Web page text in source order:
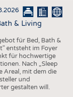
& Living
für Bed, Bath &
entsteht im Foyer
für hochwertige
Nach „Sleep
Areal, mit dem die
und
gestalten will.